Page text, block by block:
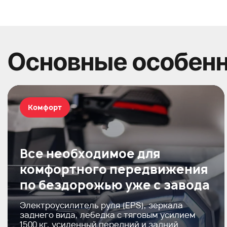
Основные
Все необходимое для
комфортного передвижения
по бездорожью уже с завода
Электроусилитель руля (EPS), зеркала
заднего вида, лебедка с тяговым усилием
1500 кг, усиленный передний и задний
Комфорт